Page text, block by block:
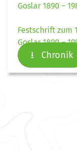
Goslar 1890 –
Festschrift zum
Goslar 1890 –
⭳ Chronik